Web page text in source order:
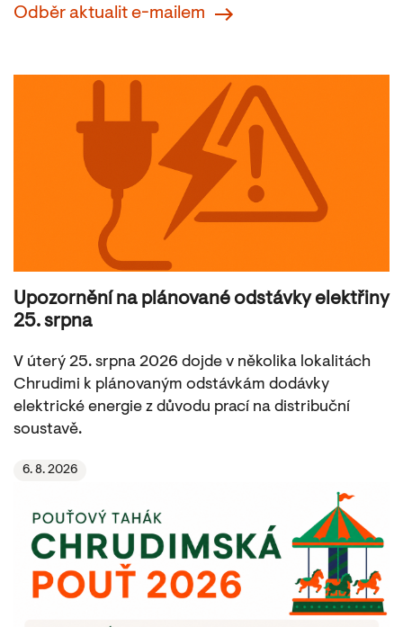
Odběr aktualit e-mailem
Upozornění na plánované odstávky elektřiny
25. srpna
V úterý 25. srpna 2026 dojde v několika lokalitách
Chrudimi k plánovaným odstávkám dodávky
elektrické energie z důvodu prací na distribuční
soustavě.
6. 8. 2026